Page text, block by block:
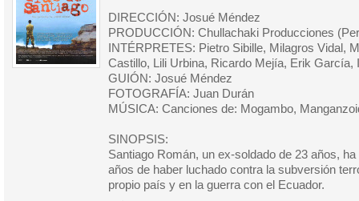
DIRECCIÓN: Josué Méndez
PRODUCCIÓN: Chullachaki Producciones
INTÉRPRETES: Pietro Sibille, Milagros Vidal,
Castillo, Lili Urbina, Ricardo Mejía, Erik García,
GUIÓN: Josué Méndez
FOTOGRAFÍA: Juan Durán
MÚSICA: Canciones de: Mogambo,
SINOPSIS:
Santiago Román, un ex-soldado de 23 años,
años de haber luchado contra la subversión
propio país y en la guerra con el Ecuador.